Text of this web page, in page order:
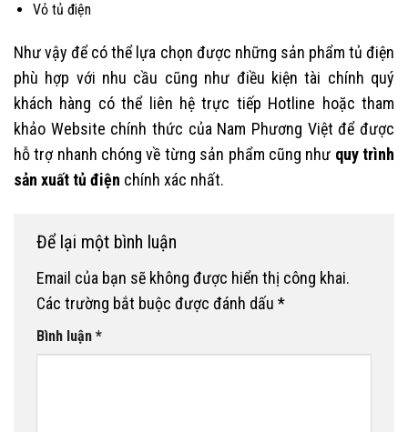
Vỏ tủ điện
Như vậy để có thể lựa chọn được những sản phẩm tủ điện
phù hợp với nhu cầu cũng như điều kiện tài chính quý
khách hàng có thể liên hệ trực tiếp Hotline hoặc tham
khảo Website chính thức của Nam Phương Việt để được
hỗ trợ nhanh chóng về từng sản phẩm cũng như quy trình
sản xuất tủ điện chính xác nhất.
Để lại một bình luận
Email của bạn sẽ không được hiển thị công khai.
Các trường bắt buộc được đánh dấu *
Bình luận *